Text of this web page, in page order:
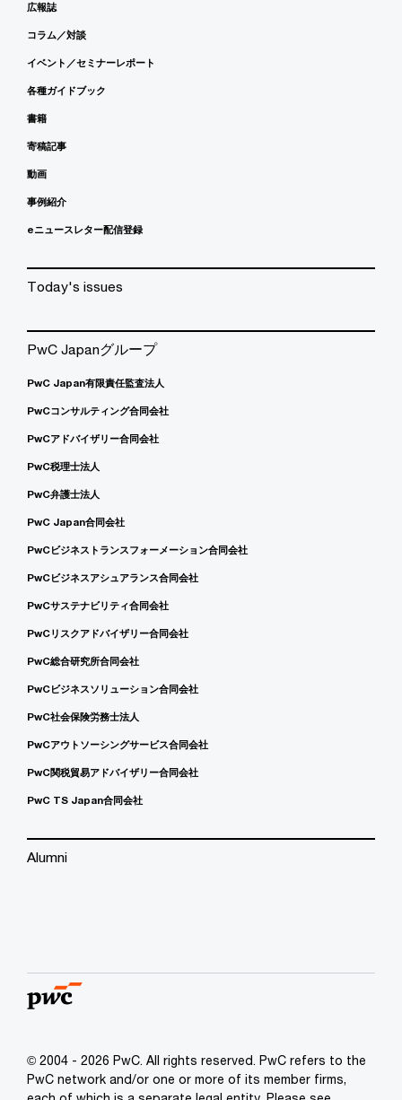
広報誌
コラム／対談
イベント／セミナーレポート
各種ガイドブック
書籍
寄稿記事
動画
事例紹介
eニュースレター配信登録
Today's issues
PwC Japanグループ
PwC Japan有限責任監査法人
PwCコンサルティング合同会社
PwCアドバイザリー合同会社
PwC税理士法人
PwC弁護士法人
PwC Japan合同会社
PwCビジネストランスフォーメーション合同会社
PwCビジネスアシュアランス合同会社
PwCサステナビリティ合同会社
PwCリスクアドバイザリー合同会社
PwC総合研究所合同会社
PwCビジネスソリューション合同会社
PwC社会保険労務士法人
PwCアウトソーシングサービス合同会社
PwC関税貿易アドバイザリー合同会社
PwC TS Japan合同会社
Alumni
© 2004 - 2026 PwC. All rights reserved. PwC refers to the
PwC network and/or one or more of its member firms,